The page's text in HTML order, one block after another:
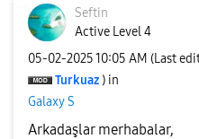
Seftin
Active Level 4
‎05-02-202510:05 AM (Last
Turkuaz ) in
Galaxy S
Arkadaşlar merhabalar,